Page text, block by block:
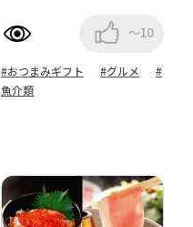
～10
#おつまみギフト #グルメ
#
魚介類